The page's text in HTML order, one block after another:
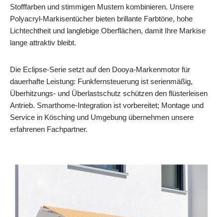
Stofffarben und stimmigen Mustern kombinieren. Unsere
Polyacryl-Markisentücher bieten brillante Farbtöne, hohe
Lichtechtheit und langlebige Oberflächen, damit Ihre Markise
lange attraktiv bleibt.
Die Eclipse-Serie setzt auf den Dooya-Markenmotor für
dauerhafte Leistung: Funkfernsteuerung ist serienmäßig,
Überhitzungs- und Überlastschutz schützen den flüsterleisen
Antrieb. Smarthome-Integration ist vorbereitet; Montage und
Service in Kösching und Umgebung übernehmen unsere
erfahrenen Fachpartner.